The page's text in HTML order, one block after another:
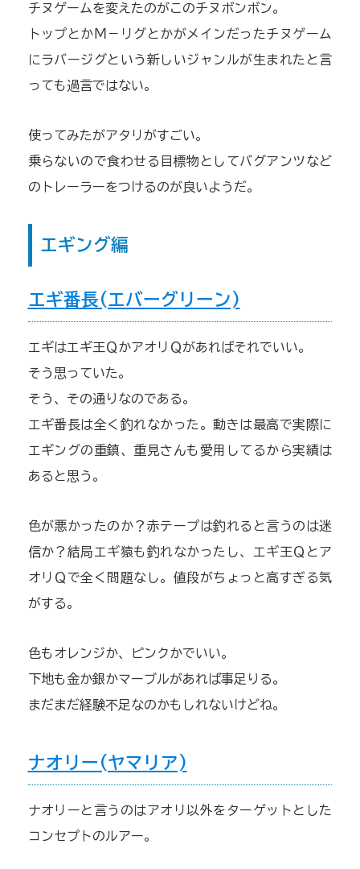
チヌゲームを変えたのがこのチヌボンボン。
トップとかＭ－リグとかがメインだったチヌゲーム
にラバージグという新しいジャンルが生まれたと言
っても過言ではない。
使ってみたがアタリがすごい。
乗らないので食わせる目標物としてバグアンツなど
のトレーラーをつけるのが良いようだ。
エギング編
エギ番長(エバーグリーン)
エギはエギ王ＱかアオリＱがあればそれでいい。
そう思っていた。
そう、その通りなのである。
エギ番長は全く釣れなかった。動きは最高で実際に
エギングの重鎮、重見さんも愛用してるから実績は
あると思う。
色が悪かったのか？赤テープは釣れると言うのは迷
信か？結局エギ猿も釣れなかったし、エギ王Ｑとア
オリＱで全く問題なし。値段がちょっと高すぎる気
がする。
色もオレンジか、ピンクかでいい。
下地も金か銀かマーブルがあれば事足りる。
まだまだ経験不足なのかもしれないけどね。
ナオリー(ヤマリア)
ナオリーと言うのはアオリ以外をターゲットとした
コンセプトのルアー。